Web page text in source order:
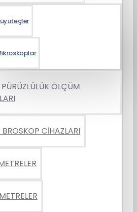
PÜRÜZLÜLÜK ÖLÇÜM
CİHAZLARI